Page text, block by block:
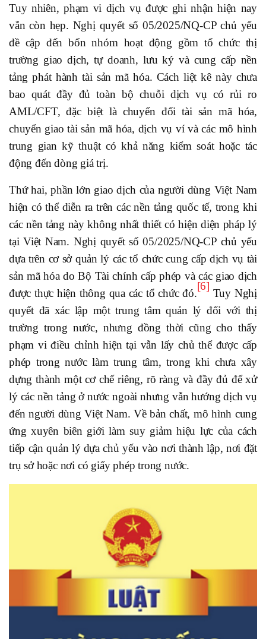
Tuy nhiên, phạm vi dịch vụ được ghi nhận hiện nay
vẫn còn hẹp. Nghị quyết số 05/2025/NQ-CP chủ yếu
đề cập đến bốn nhóm hoạt động gồm tổ chức thị
trường giao dịch, tự doanh, lưu ký và cung cấp nền
tảng phát hành tài sản mã hóa. Cách liệt kê này chưa
bao quát đầy đủ toàn bộ chuỗi dịch vụ có rủi ro
AML/CFT, đặc biệt là chuyển đổi tài sản mã hóa,
chuyển giao tài sản mã hóa, dịch vụ ví và các mô hình
trung gian kỹ thuật có khả năng kiểm soát hoặc tác
động đến dòng giá trị.
Thứ hai, phần lớn giao dịch của người dùng Việt Nam
hiện có thể diễn ra trên các nền tảng quốc tế, trong khi
các nền tảng này không nhất thiết có hiện diện pháp lý
tại Việt Nam. Nghị quyết số 05/2025/NQ-CP chủ yếu
dựa trên cơ sở quản lý các tổ chức cung cấp dịch vụ tài
sản mã hóa do Bộ Tài chính cấp phép và các giao dịch
được thực hiện thông qua các tổ chức đó.
[6]
Tuy Nghị
quyết đã xác lập một trung tâm quản lý đối với thị
trường trong nước, nhưng đồng thời cũng cho thấy
phạm vi điều chỉnh hiện tại vẫn lấy chủ thể được cấp
phép trong nước làm trung tâm, trong khi chưa xây
dựng thành một cơ chế riêng, rõ ràng và đầy đủ để xử
lý các nền tảng ở nước ngoài nhưng vẫn hướng dịch vụ
đến người dùng Việt Nam. Về bản chất, mô hình cung
ứng xuyên biên giới làm suy giảm hiệu lực của cách
tiếp cận quản lý dựa chủ yếu vào nơi thành lập, nơi đặt
trụ sở hoặc nơi có giấy phép trong nước.